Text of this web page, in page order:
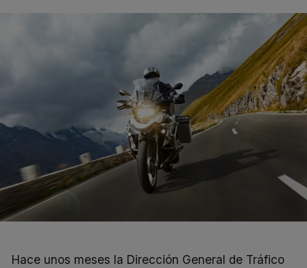
Hace unos meses la Dirección General de Tráfico